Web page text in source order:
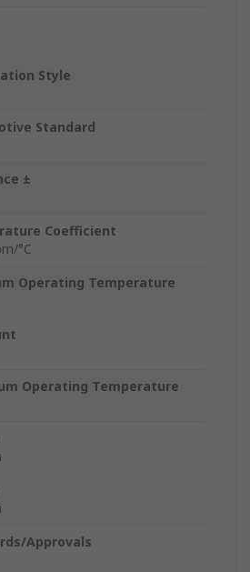
Style
Standard
±
Coefficient
°C
Operating Temperature
Operating Temperature
Approvals